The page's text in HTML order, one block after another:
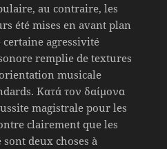
au contraire, les
été mises en avant plan
agressivité
remplie de textures
musicale
Κατά τον δαίμονα
magistrale pour les
clairement que les
deux choses à